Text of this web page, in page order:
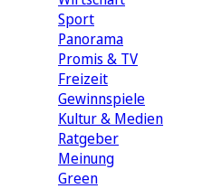
Sport
Panorama
Promis & TV
Freizeit
Gewinnspiele
Kultur & Medien
Ratgeber
Meinung
Green